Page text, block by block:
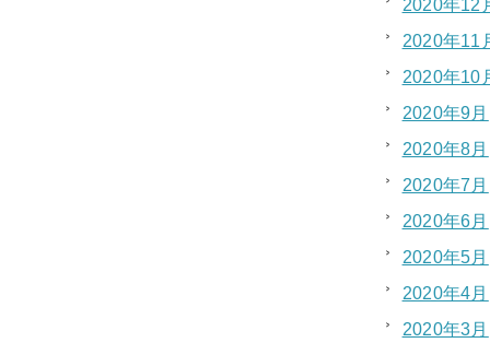
2020年12
2020年11
2020年10
2020年9月
2020年8月
2020年7月
2020年6月
2020年5月
2020年4月
2020年3月